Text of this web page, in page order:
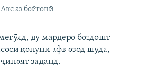
аз бойгонӣ
ду мардеро боздошт
қонуни афв озод шуда,
заданд.